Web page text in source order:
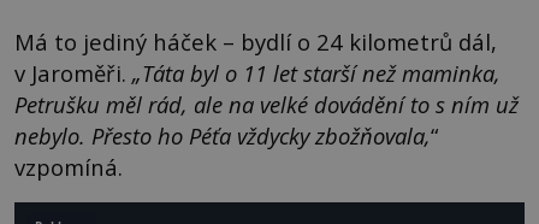
Má to jediný háček – bydlí o 24 kilometrů dál,
v Jaroměři. „Táta byl o 11 let starší než maminka,
Petrušku měl rád, ale na velké dovádění to s ním už
nebylo. Přesto ho Péťa vždycky zbožňovala,“
vzpomíná.